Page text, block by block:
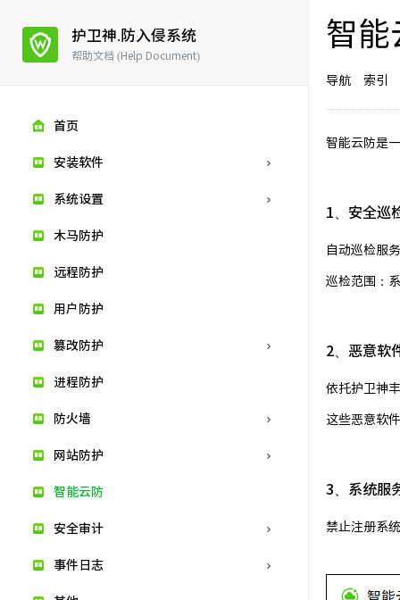
护卫神.防入侵系统
帮助文档 (Help Document)
首页
安装软件
系统设置
木马防护
远程防护
用户防护
篡改防护
进程防护
防火墙
网站防护
智能云防
安全审计
事件日志
智能
导航 索引
智能云防是
1、安全巡
自动巡检服
巡检范围：
2、恶意软
依托护卫神
这些恶意软
3、系统服
禁止注册系